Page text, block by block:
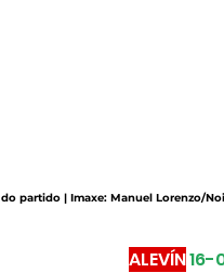
do partido | Imaxe: Manuel Lorenzo/
ALEVÍN16-